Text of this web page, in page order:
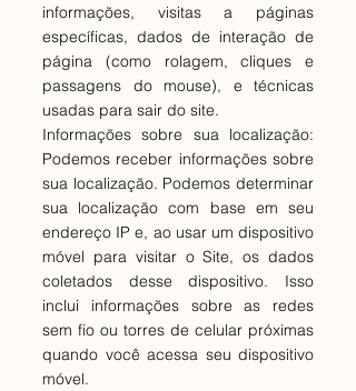
informações, visitas a páginas
específicas, dados de interação de
página (como rolagem, cliques e
passagens do mouse), e técnicas
usadas para sair do site.
Informações sobre sua localização:
Podemos receber informações sobre
sua localização. Podemos determinar
sua localização com base em seu
endereço IP e, ao usar um dispositivo
móvel para visitar o Site, os dados
coletados desse dispositivo. Isso
inclui informações sobre as redes
sem fio ou torres de celular próximas
quando você acessa seu dispositivo
móvel.